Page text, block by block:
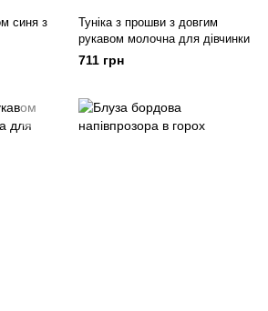
синя з
Туніка з прошви з довгим
рукавом молочна для дівчинки
711 грн